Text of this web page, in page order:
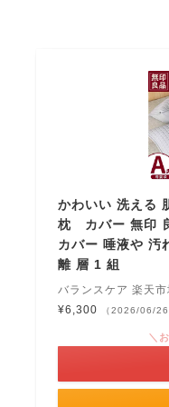
かわいい 洗える
枕 カバー 無印
カバー 唾液や 汚
離 層 1 組
バランスケア 楽天市
¥6,300
（2026/06/
＼